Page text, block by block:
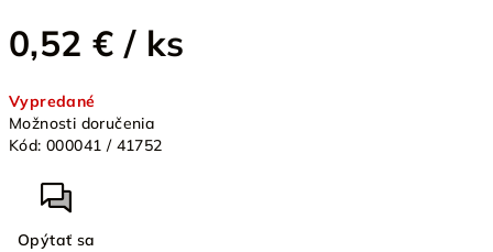
0,52 € / ks
cena:
Vypredané
Možnosti doručenia
Kód: 000041 / 41752
Opýtať sa